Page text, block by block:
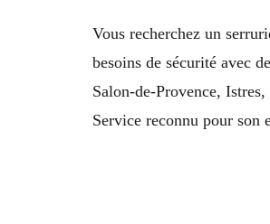
Vous recherchez un
besoins de sécurité avec
Salon-de-Provence,
Service reconnu pour son